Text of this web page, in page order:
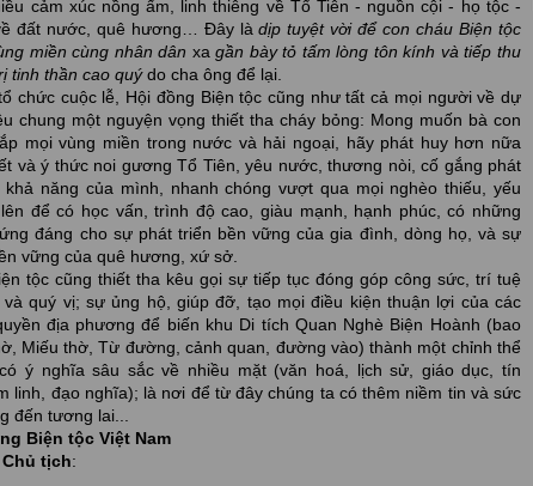
cảm xúc nồng ấm, linh thiêng về Tổ Tiên - nguồn cội - họ tộc -
đất nước, quê hương… Đây làdịp tuyệt vời để con cháu Biện tộc
miền cùng nhân dân xagần bày tỏ tấm lòng tôn kính và tiếp thu
tinh thần cao quýdo cha ông để lại.
cuộc lễ, Hội đồng Biện tộc cũng như tất cả mọi người về dự
chung một nguyện vọng thiết tha cháy bỏng: Mong muốn bà con
mọi vùng miền trong nước và hải ngoại, hãy phát huy hơn nữa
và ý thức noi gương Tổ Tiên, yêu nước, thương nòi, cố gắng phát
khả năng của mình, nhanh chóng vượt qua mọi nghèo thiếu, yếu
để có học vấn, trình độ cao, giàu mạnh, hạnh phúc, có những
đáng cho sự phát triển bền vững của gia đình, dòng họ, và sự
vững của quê hương, xứ sở.
tộc cũng thiết tha kêu gọi sự tiếp tục đóng góp công sức, trí tuệ
quý vị; sự ủng hộ, giúp đỡ, tạo mọi điều kiện thuận lợi của các
địa phương để biến khu Di tích Quan Nghè Biện Hoành (bao
Miếu thờ, Từ đường, cảnh quan, đường vào) thành một chỉnh thể
ý nghĩa sâu sắc về nhiều mặt (văn hoá, lịch sử, giáo dục, tín
linh, đạo nghĩa); là nơi để từ đây chúng ta có thêm niềm tin và sức
đến tương lai...
Biện tộc Việt Nam
Chủ tịch: